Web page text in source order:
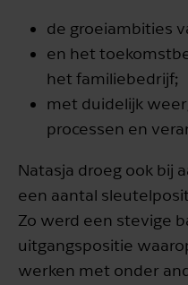
de groeiambities
en het
het familiebedrijf;
met duidelijk
processen en
Natasja droeg ook bij
een aantal
Zo werd een stevige
uitgangspositie
werken met onder